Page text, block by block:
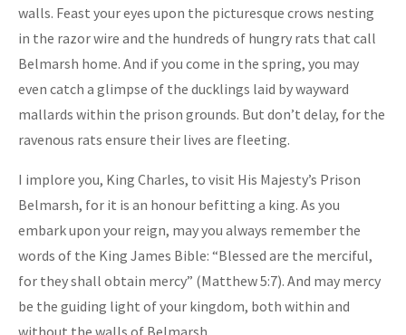
walls. Feast your eyes upon the picturesque crows nesting
in the razor wire and the hundreds of hungry rats that call
Belmarsh home. And if you come in the spring, you may
even catch a glimpse of the ducklings laid by wayward
mallards within the prison grounds. But don’t delay, for the
ravenous rats ensure their lives are fleeting.
I implore you, King Charles, to visit His Majesty’s Prison
Belmarsh, for it is an honour befitting a king. As you
embark upon your reign, may you always remember the
words of the King James Bible: “Blessed are the merciful,
for they shall obtain mercy” (Matthew 5:7). And may mercy
be the guiding light of your kingdom, both within and
without the walls of Belmarsh.